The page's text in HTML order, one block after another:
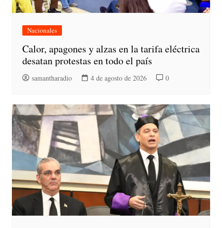
Nacionales
Calor, apagones y alzas en la tarifa eléctrica
desatan protestas en todo el país
samantharadio 4 de agosto de 2026 0